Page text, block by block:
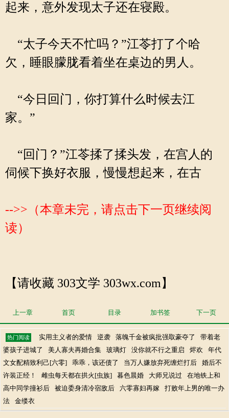
起来，意外发现太子还在寝殿。
“太子今天不忙吗？”江苓打了个哈
欠，睡眼朦胧看着坐在桌边的男人。
“今日回门，你打算什么时候去江
家。”
“回门？”江苓揉了揉头发，在宫人的
伺候下换好衣服，慢慢想起来，在古
-->>（本章未完，请点击下一页继续阅
读）
【请收藏 303文学 303wx.com】
上一章 首页 目录 加书签 下一页
热门阅读 实用主义者的爱情 逆袭 落魄千金被疯批强取豪夺了
带着老
婆孩子进城了
美人寡夫再婚合集 玻璃灯 没你就不行之重启 烬欢
年代
文女配精致利己[六零]
乖乖，该还债了 当万人嫌放弃死缠烂打后
婚后不
许装正经！
雌虫每天都在拱火[虫族] 暮色晨婚 大师兄说过
在地铁上和
高中同学撞衫后
被迫委身清冷宿敌后 六零寡妇再嫁
打败年上男的唯一办
法
金缕衣